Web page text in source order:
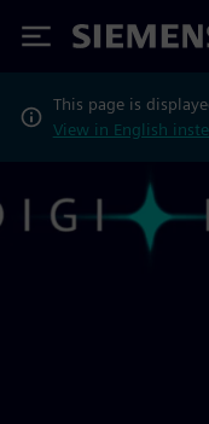
Siemens
This page is
View in English